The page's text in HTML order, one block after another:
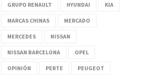
GRUPO RENAULT HYUNDAI KIA
MARCAS CHINAS MERCADO
MERCEDES NISSAN
NISSAN BARCELONA OPEL
OPINIÓN PERTE PEUGEOT